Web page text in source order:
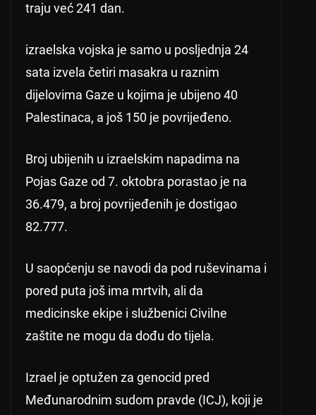
traju već 241 dan.
izraelska vojska je samo u posljednja 24
sata izvela četiri masakra u raznim
dijelovima Gaze u kojima je ubijeno 40
Palestinaca, a još 150 je povrijeđeno.
Broj ubijenih u izraelskim napadima na
Pojas Gaze od 7. oktobra porastao je na
36.479, a broj povrijeđenih je dostigao
82.777.
U saopćenju se navodi da pod ruševinama i
pored puta još ima mrtvih, ali da
medicinske ekipe i službenici Civilne
zaštite ne mogu da dođu do tijela.
Izrael je optužen za genocid pred
Međunarodnim sudom pravde (ICJ), koji je